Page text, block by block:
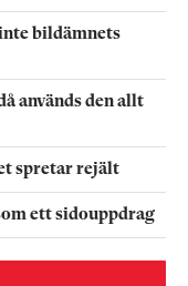
bildämnets
används den allt
spretar rejält
ett sidouppdrag